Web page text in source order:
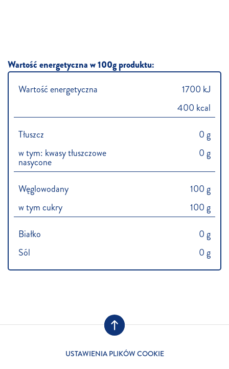
Wartość energetyczna w 100g produktu:
Wartość energetyczna
1700 kJ
400 kcal
Tłuszcz
0 g
w tym: kwasy tłuszczowe
nasycone
0 g
Węglowodany
100 g
w tym cukry
100 g
Białko
0 g
Sól
0 g
USTAWIENIA PLIKÓW COOKIE